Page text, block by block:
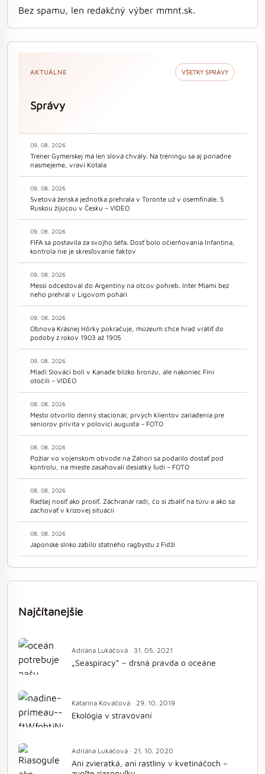
Bez spamu, len redakčný výber mmnt.sk.
AKTUÁLNE VŠETKY SPRÁVY
Správy
09. 08. 2026
Tréner Gymerskej má len slová chvály. Na tréningu sa aj poriadne
nasmejeme, vraví Kotala
09. 08. 2026
Svetová ženská jednotka prehrala v Toronte už v osemfinále. S
Ruskou žijúcou v Česku – VIDEO
09. 08. 2026
FIFA sa postavila za svojho šéfa. Dosť bolo očierňovania Infantina,
kontrola nie je skresľovanie faktov
09. 08. 2026
Messi odcestoval do Argentíny na otcov pohreb. Inter Miami bez
neho prehral v Ligovom pohári
09. 08. 2026
Obnova Krásnej Hôrky pokračuje, múzeum chce hrad vrátiť do
podoby z rokov 1903 až 1905
09. 08. 2026
Mladí Slováci boli v Kanade blízko bronzu, ale nakoniec Fíni
otočili – VIDEO
08. 08. 2026
Mesto otvorilo denný stacionár, prvých klientov zariadenia pre
seniorov privíta v polovici augusta – FOTO
08. 08. 2026
Požiar vo vojenskom obvode na Záhorí sa podarilo dostať pod
kontrolu, na mieste zasahovali desiatky ľudí – FOTO
08. 08. 2026
Radšej nosiť ako prosiť. Záchranár radí, čo si zbaliť na túru a ako sa
zachovať v krízovej situácii
08. 08. 2026
Japonské slnko zabilo statného ragbystu z Fidži
Najčítanejšie
Adriána Lukáčová · 31. 05. 2021
„Seaspiracy“ – drsná pravda o oceáne
Katarína Kováčová · 29. 10. 2019
Ekológia v stravovaní
Adriána Lukáčová · 21. 10. 2020
Ani zvieratká, ani rastliny v kvetináčoch –